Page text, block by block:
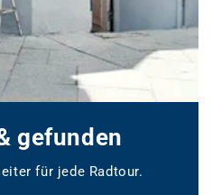
gefunden
für jede Radtour.